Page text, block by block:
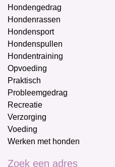
Hondengedrag
Hondenrassen
Hondensport
Hondenspullen
Hondentraining
Opvoeding
Praktisch
Probleemgedrag
Recreatie
Verzorging
Voeding
Werken met honden
Zoek een adres